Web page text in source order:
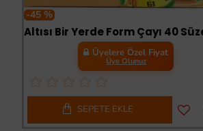
-45 %
Üyelere Özel Fiyat
Üye Olunuz
SEPETE EKLE